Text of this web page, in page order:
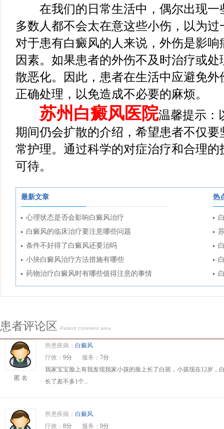
在我们的日常生活中，偶尔出现一
多数人都不会太在意这些小伤，以为
对于患有白癜风的人来说，外伤是影
因素。如果患者的外伤不及时治疗或
散恶化。因此，患者在生活中应避免
正确处理，以免造成不必要的麻烦。
苏州白癜风医院温馨提示：
期间仍会扩散的介绍，希望患者不仅
常护理。通过科学的对症治疗和合理
可待。
最新文章
心理状态是否会影响白癜风治疗
白癜风的临床治疗要注意哪些问题
条件不好得了白癜风还要治吗
小块白癜风治疗方法措施有哪些
药物治疗白癜风时有哪些值得注意的事情
热
患者评论区 Patient comment area
匿 名
所患疾病： 白癜风
疗效： 9分 服务： 7分
我家宝宝脸上有我发现我家小孩的脸上长了白斑，小孩现在12岁
长了差不多1个...
所患疾病： 白癜风
疗效： 8分 服务： 9分